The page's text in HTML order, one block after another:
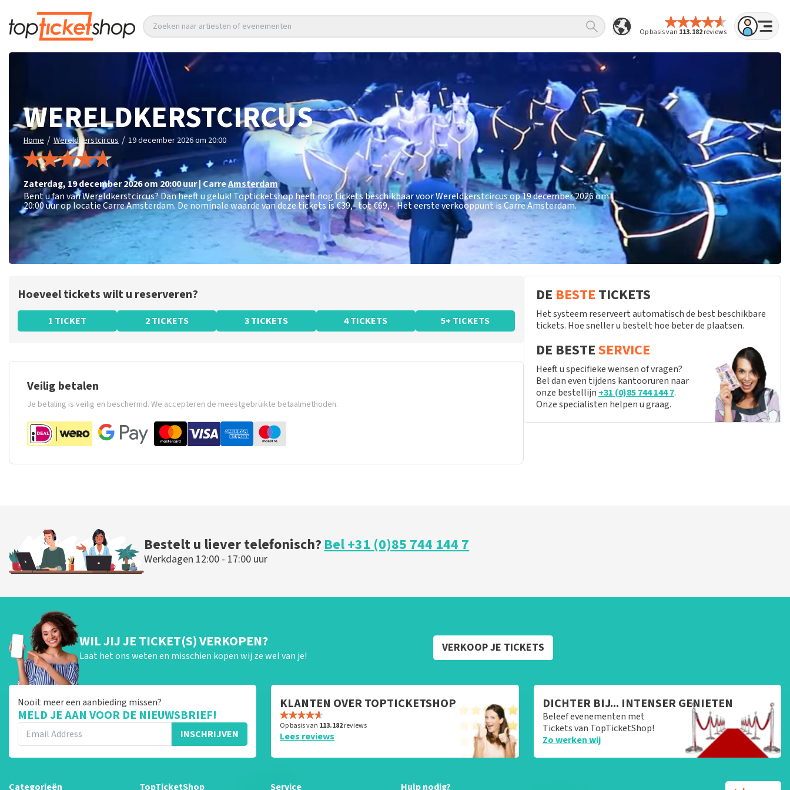
Op basis van 113.182reviews
Zoeken naar artiesten of evenementen
WERELDKERSTCIRCUS
Home / Wereldkerstcircus / 19 december 2026 om 20:00
zaterdag, 19 december 2026 om 20:00uur|CarreAmsterdam
Bent u fan van Wereldkerstcircus? Dan heeft u geluk! Topticketshop heeft nog tickets beschikbaar voor Wereldkerstcircus op 19 december 2026 om
20:00 uur op locatie Carre Amsterdam. De nominale waarde van deze tickets is€39,- tot €69,-. Het eerste verkooppunt is Carre Amsterdam.
Hoeveel tickets wilt u reserveren?
1 TICKET 2 TICKETS 3 TICKETS 4 TICKETS 5+ TICKETS
Veilig betalen
Je betaling is veilig en beschermd. We accepteren de meestgebruikte betaalmethoden.
DE BESTE TICKETS
Het systeem reserveert automatisch de best beschikbare
tickets. Hoe sneller u bestelt hoe beter de plaatsen.
DE BESTESERVICE
Heeft u specifieke wensen of vragen?
Bel dan even tijdens kantooruren naar
onze bestellijn +31 (0)85 744 144 7.
Onze specialisten helpen u graag.
Bestelt u liever telefonisch?Bel +31 (0)85 744 144 7
Werkdagen 12:00 - 17:00 uur
WIL JIJ JE TICKET(S) VERKOPEN?
Laat het ons weten en misschien kopen wij ze wel van je!
VERKOOP JE TICKETS
Nooit meer een aanbieding missen?
MELD JE AAN VOOR DE NIEUWSBRIEF!
INSCHRIJVEN
KLANTEN OVER TOPTICKETSHOP
Op basis van 113.182reviews
Lees reviews
DICHTER BIJ... INTENSER GENIETEN
Beleef evenementen met
Tickets van TopTicketShop!
Zo werken wij
Categorieën TopTicketShop Service Hulp nodig?